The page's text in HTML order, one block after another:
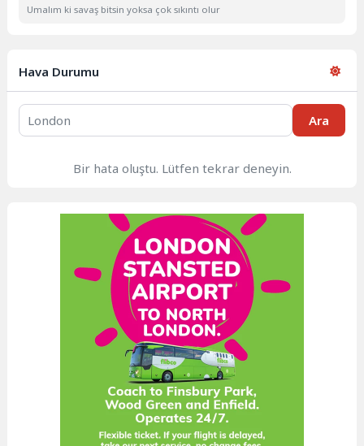
Umalım ki savaş bitsin yoksa çok sıkıntı olur
Hava Durumu
Ara
Bir hata oluştu. Lütfen tekrar deneyin.